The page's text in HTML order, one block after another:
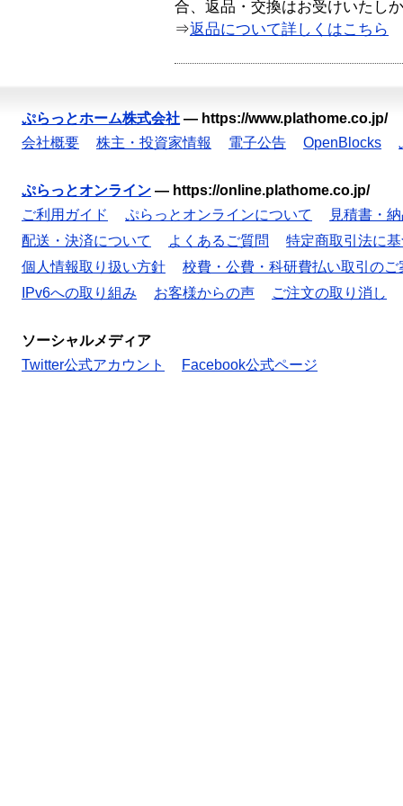
合、返品・交換はお受けいたし
⇒返品について詳しくはこちら
ぷらっとホーム株式会社 — https://www.plathome.co.jp/
会社概要
株主・投資家情報 電子公告 OpenBlocks
ぷらっとオンライン — https://online.plathome.co.jp/
ご利用ガイド
ぷらっとオンラインについて
見積書・
配送・決済について
よくあるご質問
特定商取引法に
個人情報取り扱い方針
校費・公費・科研費払い取引のご
IPv6への取り組み
お客様からの声 ご注文の取り消し
ソーシャルメディア
Twitter公式アカウント
Facebook公式ページ